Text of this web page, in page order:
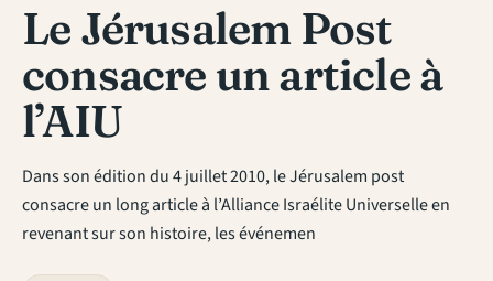
Le Jérusalem Post
consacre un article à
l’AIU
Dans son édition du 4 juillet 2010, le Jérusalem post
consacre un long article à l’Alliance Israélite Universelle en
revenant sur son histoire, les événemen